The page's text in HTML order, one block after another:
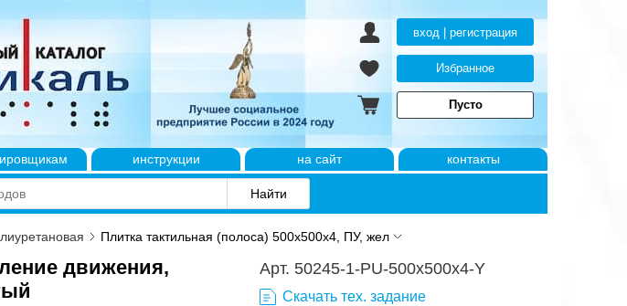
вход | регистрация
Избранное
Пусто
инструкции на сайт контакты
Плитка тактильная (полоса) 500x500x4, ПУ, жел
движения,
Арт. 50245-1-PU-500x500x4-Y
Скачать тех. задание